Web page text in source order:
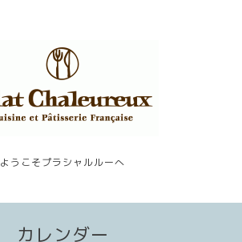
ようこそプラシャルルーへ
カレンダー